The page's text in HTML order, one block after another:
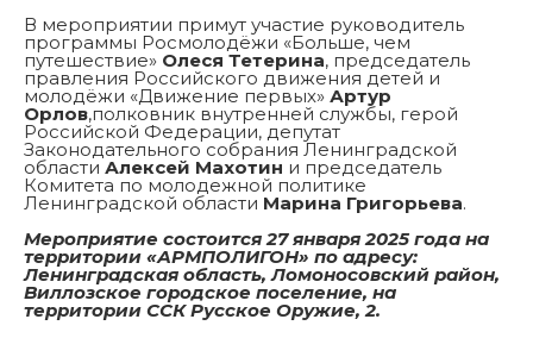
В мероприятии примут участие руководитель
программы Росмолодёжи «Больше, чем
путешествие» Олеся Тетерина, председатель
правления Российского движения детей и
молодёжи «Движение первых» Артур
Орлов,полковник внутренней службы, герой
Российской Федерации, депутат
Законодательного собрания Ленинградской
области Алексей Махотин и председатель
Комитета по молодежной политике
Ленинградской области Марина Григорьева.
Мероприятие состоится 27 января 2025 года на
территории «АРМПОЛИГОН» по адресу:
Ленинградская область, Ломоносовский район,
Виллозское городское поселение, на
территории ССК Русское Оружие, 2.